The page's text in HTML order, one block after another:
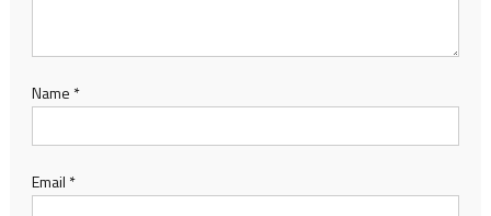
Name *
Email *